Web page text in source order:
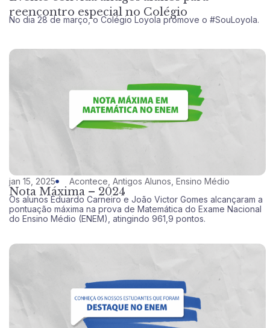
reencontro especial no Colégio
No dia 28 de março, o Colégio Loyola promove o #SouLoyola.
jan 15, 2025 Acontece Antigos Alunos Ensino Médio
Nota Máxima – 2024
Os alunos Eduardo Carneiro e João Victor Gomes alcançaram a
pontuação máxima na prova de Matemática do Exame Nacional
do Ensino Médio (ENEM), atingindo 961,9 pontos.